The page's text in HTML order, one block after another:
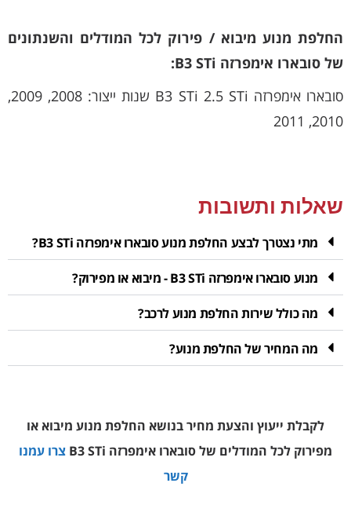
החלפת מנוע מיבוא / פירוק לכל המודלים והשנתונים
של סובארו אימפרזה B3 STi:
סובארו אימפרזה B3 STi 2.5 STi שנות ייצור: 2008, 2009,
2010, 2011
שאלות ותשובות
מתי נצטרך לבצע החלפת מנוע סובארו אימפרזה B3 STi?
מנוע סובארו אימפרזה B3 STi - מיבוא או מפירוק?
מה כולל שירות החלפת מנוע לרכב?
מה המחיר של החלפת מנוע?
לקבלת ייעוץ והצעת מחיר בנושא החלפת מנוע מיבוא או
מפירוק לכל המודלים של סובארו אימפרזה B3 STi
צרו עמנו
קשר